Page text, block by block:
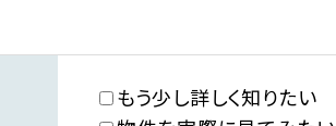
もう少し詳しく知りたい